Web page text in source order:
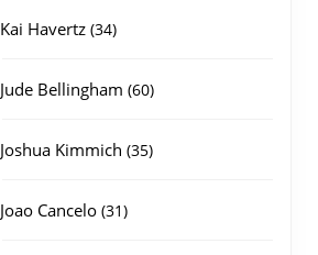
Kai Havertz 3434
Jude Bellingham 6060
Joshua Kimmich 3535
Joao Cancelo 3131